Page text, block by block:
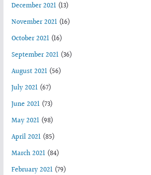
December 2021(13)
November 2021(16)
October 2021(16)
September 2021(36)
August 2021(56)
July 2021(67)
June 2021(73)
May 2021(98)
April 2021(85)
March 2021(84)
February 2021(79)